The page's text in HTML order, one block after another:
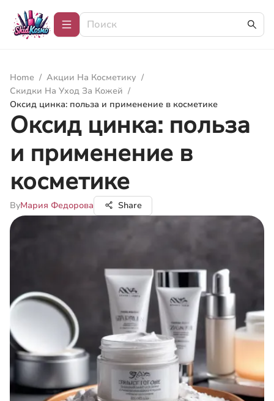
Home / Акции На Косметику /
Скидки На Уход За Кожей /
Оксид цинка: польза и применение в косметике
Оксид цинка: польза
и применение в
косметике
ByМария Федорова Share